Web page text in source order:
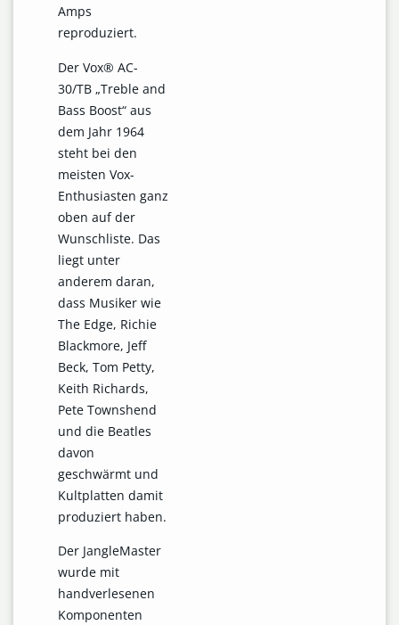
Amps
reproduziert.
Der Vox® AC-
30/TB „Treble and
Bass Boost“ aus
dem Jahr 1964
steht bei den
meisten Vox-
Enthusiasten ganz
oben auf der
Wunschliste. Das
liegt unter
anderem daran,
dass Musiker wie
The Edge, Richie
Blackmore, Jeff
Beck, Tom Petty,
Keith Richards,
Pete Townshend
und die Beatles
davon
geschwärmt und
Kultplatten damit
produziert haben.
Der JangleMaster
wurde mit
handverlesenen
Komponenten